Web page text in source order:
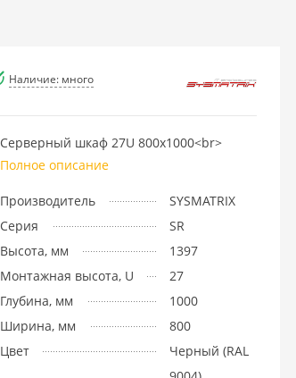
Наличие: много
Серверный шкаф 27U 800x1000<br>
Полное описание
Производитель
SYSMATRIX
Серия
SR
Высота, мм
1397
Монтажная высота, U
27
Глубина, мм
1000
Ширина, мм
800
Цвет
Черный (RAL